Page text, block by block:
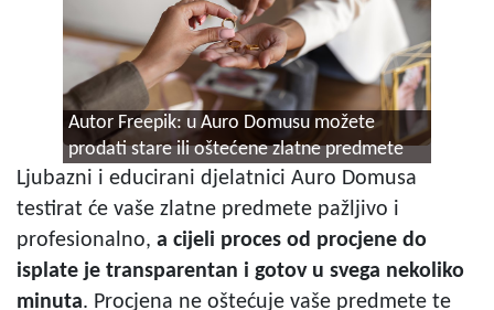
Autor Freepik: u Auro Domusu možete
prodati stare ili oštećene zlatne predmete
Ljubazni i educirani djelatnici Auro Domusa
testirat će vaše zlatne predmete pažljivo i
profesionalno, a cijeli proces od procjene do
isplate je transparentan i gotov u svega nekoliko
minuta. Procjena ne oštećuje vaše predmete te